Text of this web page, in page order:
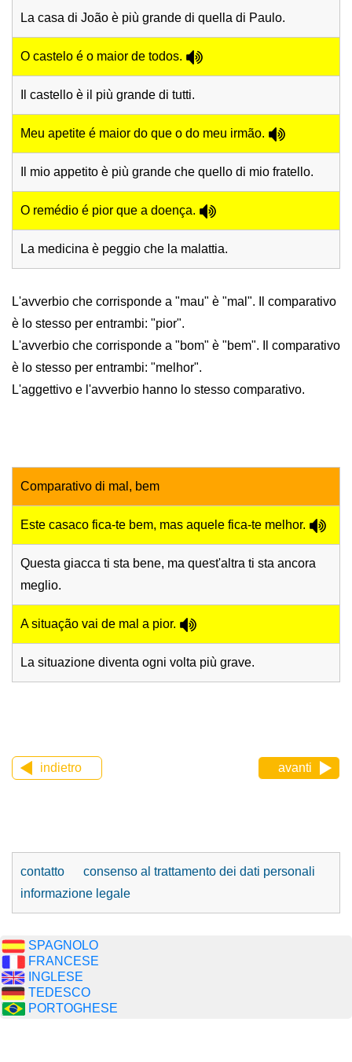
La casa di João è più grande di quella di Paulo.
O castelo é o maior de todos.
Il castello è il più grande di tutti.
Meu apetite é maior do que o do meu irmão.
Il mio appetito è più grande che quello di mio fratello.
O remédio é pior que a doença.
La medicina è peggio che la malattia.
L'avverbio che corrisponde a "mau" è "mal". Il comparativo
è lo stesso per entrambi: "pior".
L'avverbio che corrisponde a "bom" è "bem". Il comparativo
è lo stesso per entrambi: "melhor".
L'aggettivo e l'avverbio hanno lo stesso comparativo.
Comparativo di mal, bem
Este casaco fica-te bem, mas aquele fica-te melhor.
Questa giacca ti sta bene, ma quest'altra ti sta ancora
meglio.
A situação vai de mal a pior.
La situazione diventa ogni volta più grave.
indietro avanti
contatto
consenso al trattamento dei dati personali
informazione legale
SPAGNOLO
FRANCESE
INGLESE
TEDESCO
PORTOGHESE